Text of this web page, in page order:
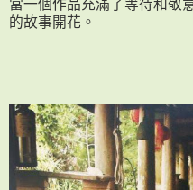
當一個作品充滿了等待和敬
的故事開花。